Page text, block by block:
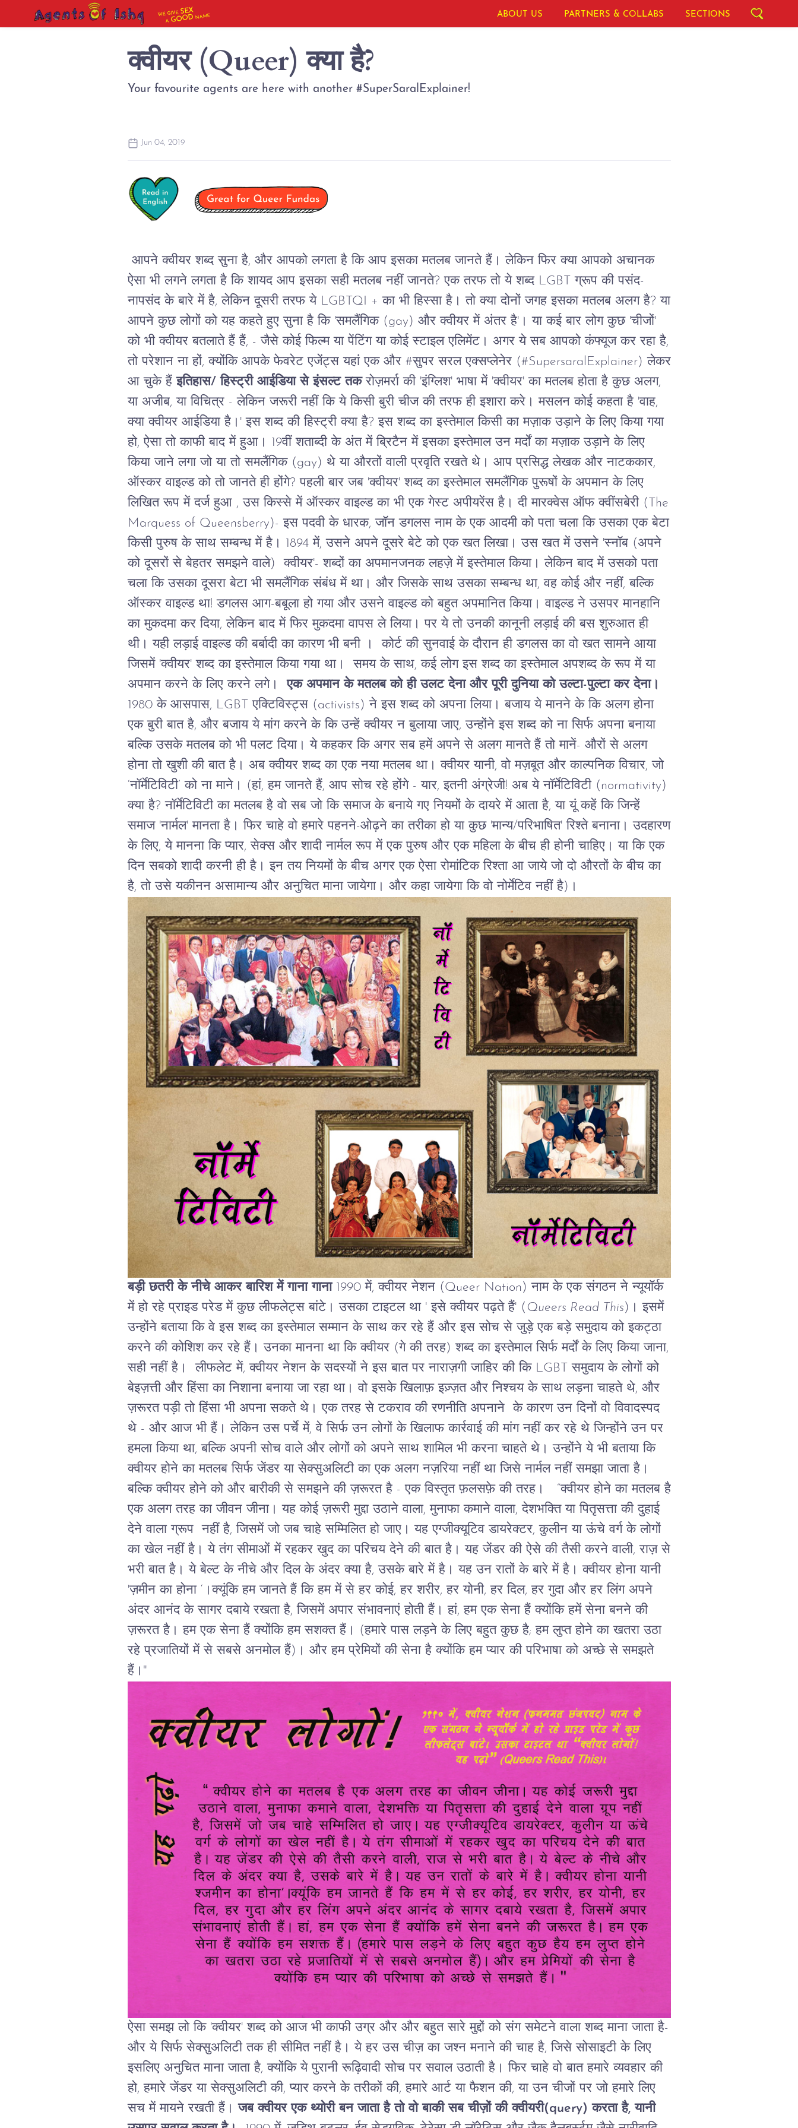
WE GIVESEX
AGOOD NAME ABOUT US PARTNERS & COLLABS SECTIONS
क्वीयर (Queer) क्या है?
Your favourite agents are here with another #SuperSaralExplainer!
Jun 04, 2019
आपने क्वीयर शब्द सुना है, और आपको लगता है कि आप इसका मतलब जानते हैं। लेकिन फिर क्या आपको अचानक
ऐसा भी लगने लगता है कि शायद आप इसका सही मतलब नहीं जानते?एक तरफ तो ये शब्दLGBTग्रूप की पसंद-
नापसंद के बारे में है,लेकिन दूसरी तरफ येLGBTQI +का भी हिस्सा है। तो क्या दोनों जगह इसका मतलब अलग है?या
आपने कुछ लोगों को यह कहते हुए सुना है कि'समलैंगिक(gay) और क्वीयर में अंतर है'। या कई बार लोग कुछ'चीजों'
को भी क्वीयर बतलाते हैं हैं, -जैसे कोई फिल्म या पेंटिंग या कोई स्टाइल एलिमेंट। अगर ये सब आपको कंफ्यूज कर रहा है,
तो परेशान ना हों,क्योंकि आपके फेवरेट एजेंट्स यहां एक और#सुपर सरल एक्सप्लेनेर(#SupersaralExplainer)लेकर
आ चुके हैं इतिहास/हिस्ट्री आईडिया से इंसल्ट तक रोज़मर्रा की'इंग्लिश' भाषा में'क्वीयर'का मतलब होता है कुछ अलग,
या अजीब,या विचित्र-लेकिन जरूरी नहीं कि ये किसी बुरी चीज की तरफ ही इशारा करे। मसलन कोई कहता है'वाह,
क्या क्वीयर आईडिया है। ' इस शब्द की हिस्ट्री क्या है? इस शब्द का इस्तेमाल किसी का मज़ाक उड़ाने के लिए किया गया
हो,ऐसा तो काफी बाद में हुआ। 19वीं शताब्दी के अंत में ब्रिटैन में इसका इस्तेमाल उन मर्दों का मज़ाक उड़ाने के लिए
किया जाने लगा जो या तो समलैंगिक(gay) थे या औरतों वाली प्रवृति रखते थे। आप प्रसिद्ध लेखक और नाटककार,
ऑस्कर वाइल्ड को तो जानते ही होंगे?पहली बार जब'क्वीयर'शब्द का इस्तेमाल समलैंगिक पुरूषों के अपमान के लिए
लिखित रूप में दर्ज हुआ,उस किस्से में ऑस्कर वाइल्ड का भी एक गेस्ट अपीयरेंस है। दी मारक्वेस ऑफ क्वींसबेरी(The
Marquess of Queensberry)-इस पदवी के धारक,जॉन डगलस नाम के एक आदमी को पता चला कि उसका एक बेटा
किसी पुरुष के साथ सम्बन्ध में है। 1894में,उसने अपने दूसरे बेटे को एक खत लिखा। उस खत में उसने'स्नॉब(अपने
को दूसरों से बेहतर समझने वाले)क्वीयर'-शब्दों का अपमानजनक लहज़े में इस्तेमाल किया। लेकिन बाद में उसको पता
चला कि उसका दूसरा बेटा भी समलैंगिक संबंध में था। और जिसके साथ उसका सम्बन्ध था,वह कोई और नहीं,बल्कि
ऑस्कर वाइल्ड था!डगलस आग-बबूला हो गया और उसने वाइल्ड को बहुत अपमानित किया। वाइल्ड ने उसपर मानहानि
का मुकदमा कर दिया,लेकिन बाद में फिर मुकदमा वापस ले लिया। पर ये तो उनकी कानूनी लड़ाई की बस शुरुआत ही
थी।
यही लड़ाई वाइल्ड की बर्बादी का कारण भी बनी कोर्ट की सुनवाई के दौरान ही डगलस का वो खत सामने आया
जिसमें'क्वीयर'शब्द का इस्तेमाल किया गया था। समय के साथ,कई लोग इस शब्द का इस्तेमाल अपशब्द के रूप में या
अपमान करने के लिए करने लगे। एक अपमान के मतलब को ही उलट देना और पूरी दुनिया को उल्टा-पुल्टा कर देना।
1980के आसपास, LGBTएक्टिविस्ट्स(activists)ने इस शब्द को अपना लिया। बजाय ये मानने के कि अलग होना
एक बुरी बात है, और बजाय ये मांग करने के कि उन्हें क्वीयर न बुलाया जाए,उन्होंने इस शब्द को ना सिर्फ अपना बनाया
बल्कि उसके मतलब को भी पलट दिया। ये कहकर कि अगर सब हमें अपने से अलग मानते हैं तो मानें- औरों से अलग
होना तो खुशी की बात है। अब क्वीयर शब्द का एक नया मतलब था। क्वीयर यानी,वो मज़बूत और काल्पनिक विचार,जो
‘नॉर्मेटिविटी’ को ना माने। (हां,हम जानते हैं, आप सोच रहे होंगे-यार,इतनी अंग्रेजी! अब ये नॉर्मेटिविटी(normativity)
क्या है? नॉर्मेटिविटी का मतलब है वो सब जो कि समाज के बनाये गए नियमों के दायरे में आता है,या यूं कहें कि जिन्हें
समाज'नार्मल'मानता है। फिर चाहे वो हमारे पहनने-ओढ़ने का तरीका हो या कुछ'मान्य/परिभाषित'रिश्ते बनाना।
उदहारण
के लिए,ये मानना कि प्यार,सेक्स और शादी नार्मल रूप में एक पुरुष और एक महिला के बीच ही होनी चाहिए। या कि एक
दिन सबको शादी करनी ही है। इन तय नियमों के बीच अगर एक ऐसा रोमांटिक रिश्ता आ जाये जो दो औरतों के बीच का
है,तो उसे यकीनन असामान्य और अनुचित माना जायेगा। और कहा जायेगा कि वो नोर्मेटिव नहीं है)
बड़ी छतरी के नीचे आकर बारिश में गाना गाना 1990में,क्वीयर नेशन(Queer Nation)नाम के एक संगठन ने न्यूयॉर्क
में हो रहे प्राइड परेड में कुछ लीफलेट्स बांटे। उसका टाइटल था'इसे क्वीयर पढ़ते हैं' ( Queers Read This) । इसमें
उन्होंने बताया कि वे इस शब्द का इस्तेमाल सम्मान के साथ कर रहे हैं और इस सोच से जुड़े एक बड़े समुदाय को इकट्ठा
करने की कोशिश कर रहे हैं। उनका मानना था कि क्वीयर(गे की तरह)शब्द का इस्तेमाल सिर्फ मर्दों के लिए किया जाना,
सही नहीं है। लीफलेट में,क्वीयर नेशन के सदस्यों ने इस बात पर नाराज़गी जाहिर की किLGBTसमुदाय के लोगों को
बेइज़त्ती और हिंसा का निशाना बनाया जा रहा था। वो इसके खिलाफ़ इज़्ज़त और निश्चय के साथ लड़ना चाहते थे, और
ज़रूरत पड़ी तो हिंसा भी अपना सकते थे। एक तरह से टकराव की रणनीति अपनाने के कारण उन दिनों वो विवादस्पद
थे- और आज भी हैं। लेकिन उस पर्चे में,वे सिर्फ उन लोगों के खिलाफ कार्रवाई की मांग नहीं कर रहे थे जिन्होंने उन पर
हमला किया था,बल्कि अपनी सोच वाले और लोगों को अपने साथ शामिल भी करना चाहते थे। उन्होंने ये भी बताया कि
क्वीयर होने का मतलब सिर्फ जेंडर या सेक्सुअलिटी का एक अलग नज़रिया नहीं था जिसे नार्मल नहीं समझा जाता है।
बल्कि क्वीयर होने को और बारीकी से समझने की ज़रूरत है-एक विस्तृत फ़लसफ़े की तरह। “क्वीयर होने का मतलब है
एक अलग तरह का जीवन जीना। यह कोई ज़रूरी मुद्दा उठाने वाला,मुनाफा कमाने वाला,देशभक्ति या पितृसत्ता की दुहाई
देने वाला ग्रूप नहीं है,जिसमें जो जब चाहे सम्मिलित हो जाए। यह एग्जीक्यूटिव डायरेक्टर,कुलीन या ऊंचे वर्ग के लोगों
का खेल नहीं है। ये तंग सीमाओं में रहकर खुद का परिचय देने की बात है। यह जेंडर की ऐसे की तैसी करने वाली, राज़ से
भरी बात है। ये बेल्ट के नीचे और दिल के अंदर क्या है, उसके बारे में है। यह उन रातों के बारे में है। क्वीयर होना यानी
'ज़मीन का होना ‘।क्यूंकि हम जानते हैं कि हम में से हर कोई,हर शरीर,हर योनी,हर दिल,हर गुदा और हर लिंग अपने
अंदर आनंद के सागर दबाये रखता है,जिसमें अपार संभावनाएं होती हैं। हां,हम एक सेना हैं क्योंकि हमें सेना बनने की
ज़रूरत है। हम एक सेना हैं क्योंकि हम सशक्त हैं। (हमारे पास लड़ने के लिए बहुत कुछ है;हम लुप्त होने का खतरा उठा
रहे प्रजातियों में से सबसे अनमोल हैं) । और हम प्रेमियों की सेना है क्योंकि हम प्यार की परिभाषा को अच्छे से समझते
हैं। "
ऐसा समझ लो कि'क्वीयर'शब्द को आज भी काफी उग्र और और बहुत सारे मुद्दों को संग समेटने वाला शब्द माना जाता है-
और ये सिर्फ सेक्सुअलिटी तक ही सीमित नहीं है। ये हर उस चीज़ का जश्न मनाने की चाह है,जिसे सोसाइटी के लिए
इसलिए अनुचित माना जाता है,क्योंकि ये पुरानी रूढ़िवादी सोच पर सवाल उठाती है। फिर चाहे वो बात हमारे व्यवहार की
हो,हमारे जेंडर या सेक्सुअलिटी की,प्यार करने के तरीकों की,हमारे आर्ट या फैशन की,या उन चीजों पर जो हमारे लिए
सच में मायने रखती हैं। जब क्वीयर एक थ्योरी बन जाता है तो वो बाकी सब चीज़ों की क्वीयरी(query)करता है, यानी